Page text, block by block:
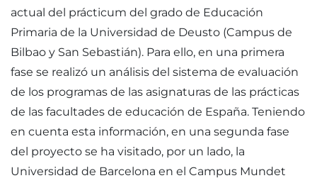
actual del prácticum del grado de Educación
Primaria de la Universidad de Deusto (Campus de
Bilbao y San Sebastián). Para ello, en una primera
fase se realizó un análisis del sistema de evaluación
de los programas de las asignaturas de las prácticas
de las facultades de educación de España. Teniendo
en cuenta esta información, en una segunda fase
del proyecto se ha visitado, por un lado, la
Universidad de Barcelona en el Campus Mundet